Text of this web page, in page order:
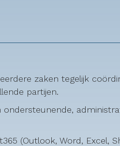
zaken tegelijk
partijen.
(Outlook, Word, Excel,